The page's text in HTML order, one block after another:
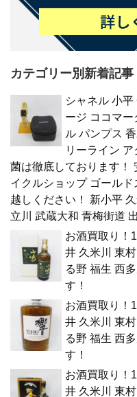
カテゴリー別新着記事
シャネル 小
ージ ココマ
ル パンプス
リーライン
菌は徹底しております！
イクルショップ ゴール
越しください！ 新小平
立川 武蔵大和 青梅街道
お酒買取り！
井 久米川 東
る野 福生 西
す！
お酒買取り！
井 久米川 東
る野 福生 西
す！
お酒買取り！
井 久米川 東